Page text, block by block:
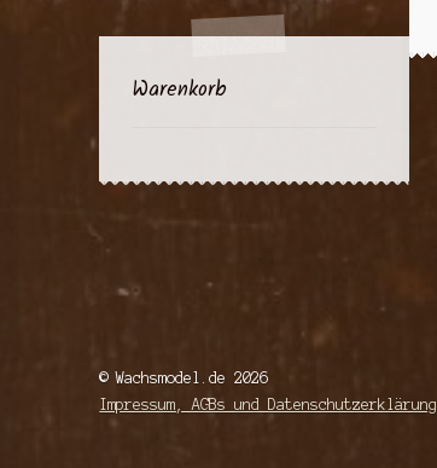
Warenkorb
© Wachsmodel.de 2026
Impressum, AGBs und Datenschutzerklärung